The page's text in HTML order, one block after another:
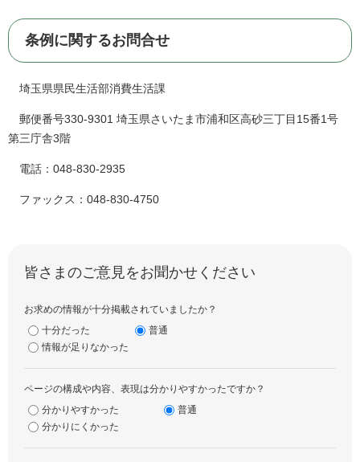
条例に関するお問合せ
埼玉県県民生活部消費生活課
郵便番号330-9301 埼玉県さいたま市浦和区高砂三丁目15番1号
第三庁舎3階
電話：048-830-2935
ファックス：048-830-4750
皆さまのご意見をお聞かせください
お求めの情報が十分掲載されていましたか？
十分だった
普通
情報が足りなかった
ページの構成や内容、表現は分かりやすかったですか？
分かりやすかった
普通
分かりにくかった